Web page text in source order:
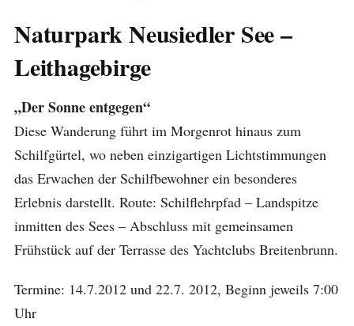
Naturpark Neusiedler See –
Leithagebirge
„Der Sonne entgegen“
Diese Wanderung führt im Morgenrot hinaus zum
Schilfgürtel, wo neben einzigartigen Lichtstimmungen
das Erwachen der Schilfbewohner ein besonderes
Erlebnis darstellt. Route: Schilflehrpfad – Landspitze
inmitten des Sees – Abschluss mit gemeinsamen
Frühstück auf der Terrasse des Yachtclubs Breitenbrunn.
Termine: 14.7.2012 und 22.7. 2012, Beginn jeweils 7:00
Uhr